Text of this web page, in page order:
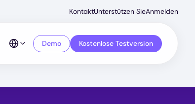
Menu
KontaktUnterstützen SieAnmelden
Demo Kostenlose Testversion